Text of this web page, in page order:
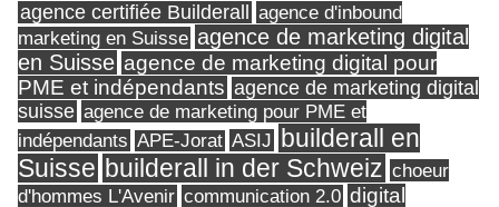
agence certifiée Builderall
agence d'inbound
marketing en Suisse agence de marketing digital
en Suisse agence de marketing digital pour
PME et indépendants agence de marketing digital
suisse agence de marketing pour PME et
indépendants APE-Jorat ASIJ builderall en
Suisse builderall in der Schweiz choeur
d'hommes L'Avenir communication 2.0 digital